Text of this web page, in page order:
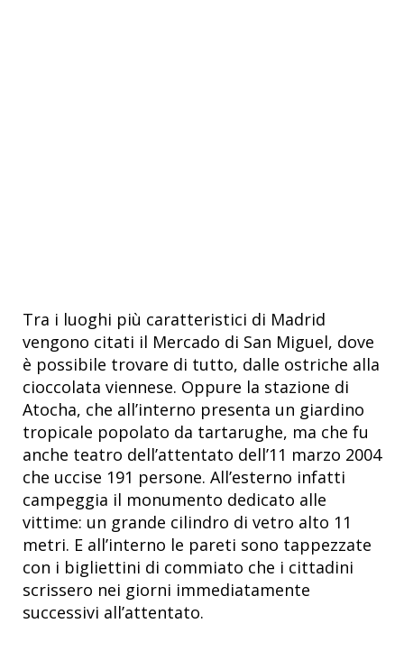
Tra i luoghi più caratteristici di Madrid
vengono citati il Mercado di San Miguel, dove
è possibile trovare di tutto, dalle ostriche alla
cioccolata viennese. Oppure la stazione di
Atocha, che all’interno presenta un giardino
tropicale popolato da tartarughe, ma che fu
anche teatro dell’attentato dell’11 marzo 2004
che uccise 191 persone. All’esterno infatti
campeggia il monumento dedicato alle
vittime: un grande cilindro di vetro alto 11
metri. E all’interno le pareti sono tappezzate
con i bigliettini di commiato che i cittadini
scrissero nei giorni immediatamente
successivi all’attentato.